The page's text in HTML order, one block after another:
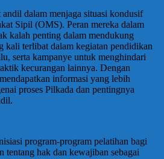
dalam menjaga situasi kondusif
Sipil (OMS). Peran mereka dalam
kalah penting dalam mendukung
kali terlibat dalam kegiatan pendidikan
serta kampanye untuk menghindari
kecurangan lainnya. Dengan
informasi yang lebih
proses Pilkada dan pentingnya
program-program pelatihan bagi
tentang hak dan kewajiban sebagai